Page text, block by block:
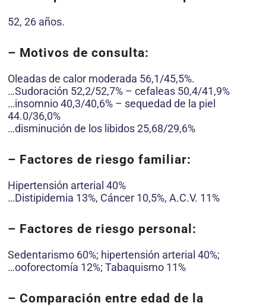
52, 26 años.
– Motivos de consulta:
Oleadas de calor moderada 56,1/45,5%.
…Sudoración 52,2/52,7% – cefaleas 50,4/41,9%
…insomnio 40,3/40,6% – sequedad de la piel
44.0/36,0%
…disminución de los libidos 25,68/29,6%
– Factores de riesgo familiar:
Hipertensión arterial 40%
…Distipidemia 13%, Cáncer 10,5%, A.C.V. 11%
– Factores de riesgo personal:
Sedentarismo 60%; hipertensión arterial 40%;
…ooforectomía 12%; Tabaquismo 11%
– Comparación entre edad de la